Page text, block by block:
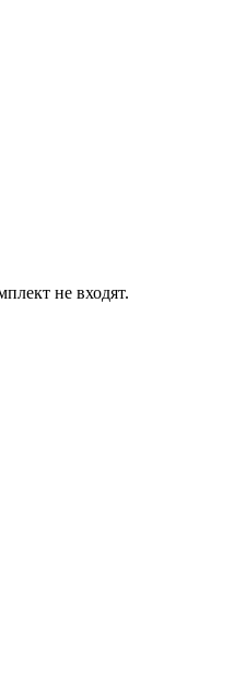
не входят.